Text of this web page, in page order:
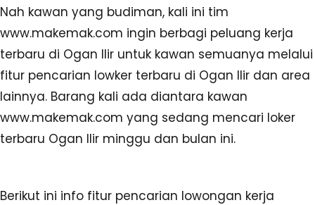
Nah kawan yang budiman, kali ini tim
www.makemak.com ingin berbagi peluang kerja
terbaru di Ogan Ilir untuk kawan semuanya melalui
fitur pencarian lowker terbaru di Ogan Ilir dan area
lainnya. Barang kali ada diantara kawan
www.makemak.com yang sedang mencari loker
terbaru Ogan Ilir minggu dan bulan ini.
Berikut ini info fitur pencarian lowongan kerja